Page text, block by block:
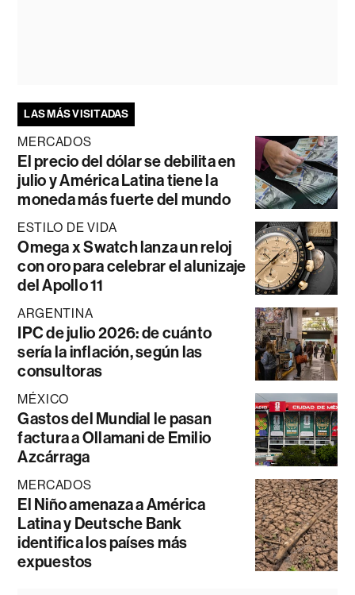
LAS MÁS VISITADAS
MERCADOS
El precio del dólar se debilita en
julio y América Latina tiene la
moneda más fuerte del mundo
ESTILO DE VIDA
Omega x Swatch lanza un reloj
con oro para celebrar el alunizaje
del Apollo 11
ARGENTINA
IPC de julio 2026: de cuánto
sería la inflación, según las
consultoras
MÉXICO
Gastos del Mundial le pasan
factura a Ollamani de Emilio
Azcárraga
MERCADOS
El Niño amenaza a América
Latina y Deutsche Bank
identifica los países más
expuestos